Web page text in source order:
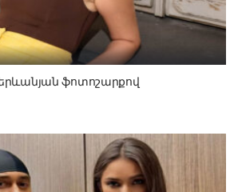
ֆոտոշարքով